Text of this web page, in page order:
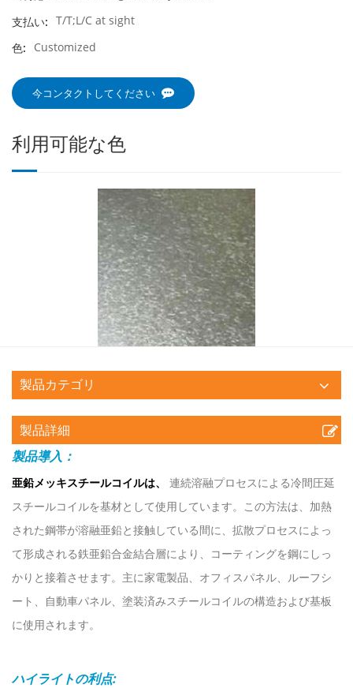
支払い: T/T;L/C at sight
色:
Customized
今コンタクトしてください
利用可能な色
製品カテゴリ
製品詳細
製品導入：
亜鉛メッキスチールコイルは、
連続溶融プロセスによる冷間圧延
スチールコイルを基材として使用しています。この方法は、加熱
された鋼帯が溶融亜鉛と接触している間に、拡散プロセスによっ
て形成される鉄亜鉛合金結合層により、コーティングを鋼にしっ
かりと接着させます。 主に家電製品、オフィスパネル、ルーフシ
ート、自動車パネル、塗装済みスチールコイルの構造および基板
に使用されます。
ハイライトの利点: